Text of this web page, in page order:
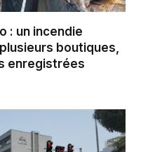
: un incendie
boutiques,
enregistrées